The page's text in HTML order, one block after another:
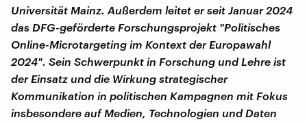
Universität Mainz. Außerdem leitet er seit Januar 2024
das DFG-geförderte Forschungsprojekt "Politisches
Online-Microtargeting im Kontext der Europawahl
2024". Sein Schwerpunkt in Forschung und Lehre ist
der Einsatz und die Wirkung strategischer
Kommunikation in politischen Kampagnen mit Fokus
insbesondere auf Medien, Technologien und Daten